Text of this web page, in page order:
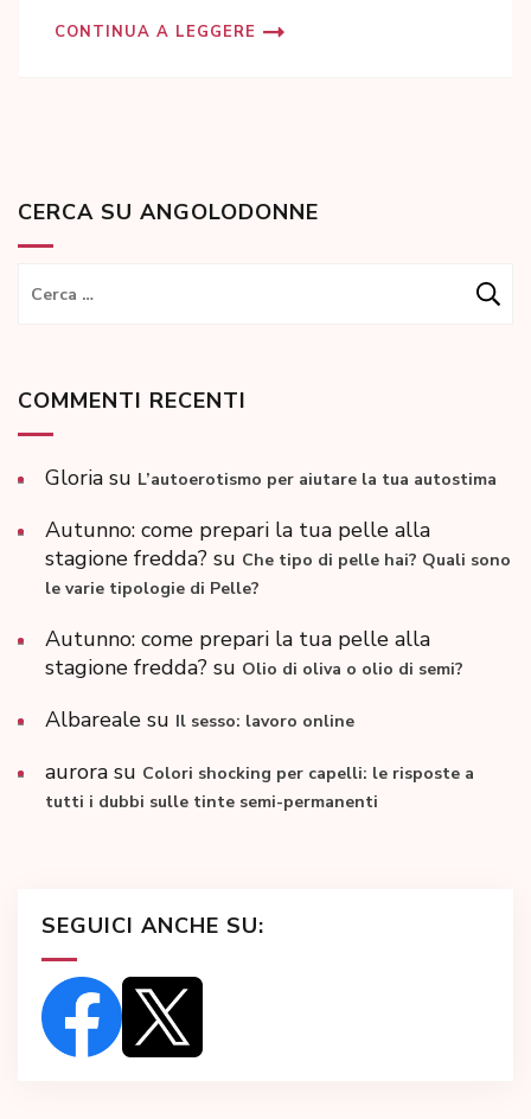
CONTINUA A LEGGERE
CERCA SU ANGOLODONNE
Ricerca
COMMENTI RECENTI
Gloria su L’autoerotismo per aiutare la tua autostima
Autunno: come prepari la tua pelle alla
stagione fredda? su Che tipo di pelle hai? Quali sono
le varie tipologie di Pelle?
Autunno: come prepari la tua pelle alla
stagione fredda? su Olio di oliva o olio di semi?
Albareale su Il sesso: lavoro online
aurora su Colori shocking per capelli: le risposte a
tutti i dubbi sulle tinte semi-permanenti
SEGUICI ANCHE SU: